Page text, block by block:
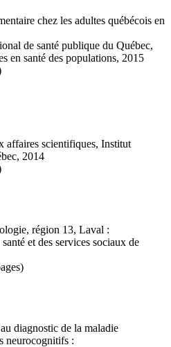
chez les adultes québécois en
de santé publique du Québec,
en santé des populations, 2015
affaires scientifiques, Institut
2014
région 13, Laval :
et des services sociaux de
diagnostic de la maladie
neurocognitifs :